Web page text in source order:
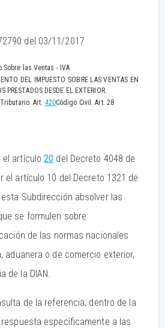
del 03/11/2017
Sobre las Ventas - IVA
DEL IMPUESTO SOBRE LAS VENTAS EN
PRESTADOS DESDE EL EXTERIOR.
Art. 420Código Civil. Art. 28
el artículo20 del Decreto 4048 de
el artículo 10 del Decreto 1321 de
Subdirección absolver las
se formulen sobre
de las normas nacionales
aduanera o de comercio exterior,
de la DIAN.
de la referencia, dentro de la
específicamente a las